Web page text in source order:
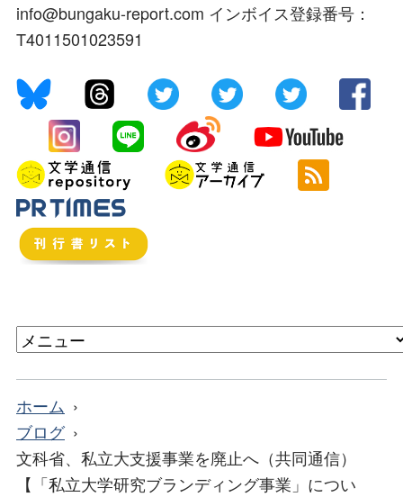
info@bungaku-report.com インボイス登録番号：
T4011501023591
ホーム
ブログ
文科省、私立大支援事業を廃止へ（共同通信）
【「私立大学研究ブランディング事業」につい